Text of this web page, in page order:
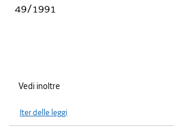
49/1991
Vedi inoltre
Iter delle leggi